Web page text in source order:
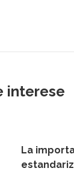
interese
La